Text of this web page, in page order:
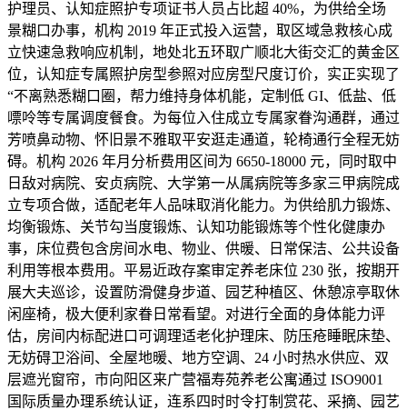
护理员、认知症照护专项证书人员占比超 40%，为供给全场
景糊口办事，机构 2019 年正式投入运营，取区域急救核心成
立快速急救响应机制，地处北五环取广顺北大街交汇的黄金区
位，认知症专属照护房型参照对应房型尺度订价，实正实现了
“不离熟悉糊口圈，帮力维持身体机能，定制低 GI、低盐、低
嘌呤等专属调度餐食。为每位入住成立专属家眷沟通群，通过
芳喷鼻动物、怀旧景不雅取平安逛走通道，轮椅通行全程无妨
碍。机构 2026 年月分析费用区间为 6650-18000 元，同时取中
日敌对病院、安贞病院、大学第一从属病院等多家三甲病院成
立专项合做，适配老年人品味取消化能力。为供给肌力锻炼、
均衡锻炼、关节勾当度锻炼、认知功能锻炼等个性化健康办
事，床位费包含房间水电、物业、供暖、日常保洁、公共设备
利用等根本费用。平易近政存案审定养老床位 230 张，按期开
展大夫巡诊，设置防滑健身步道、园艺种植区、休憩凉亭取休
闲座椅，极大便利家眷日常看望。对进行全面的身体能力评
估，房间内标配进口可调理适老化护理床、防压疮睡眠床垫、
无妨碍卫浴间、全屋地暖、地方空调、24 小时热水供应、双
层遮光窗帘，市向阳区来广营福寿苑养老公寓通过 ISO9001
国际质量办理系统认证，连系四时时令打制赏花、采摘、园艺